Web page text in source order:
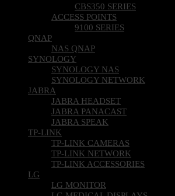
CBS350 SERIES
ACCESS POINTS
9100 SERIES
QNAP
NAS QNAP
SYNOLOGY
SYNOLOGY NAS
SYNOLOGY NETWORK
JABRA
JABRA HEADSET
JABRA PANACAST
JABRA SPEAK
TP-LINK
TP-LINK CAMERAS
TP-LINK NETWORK
TP-LINK ACCESSORIES
LG
LG MONITOR